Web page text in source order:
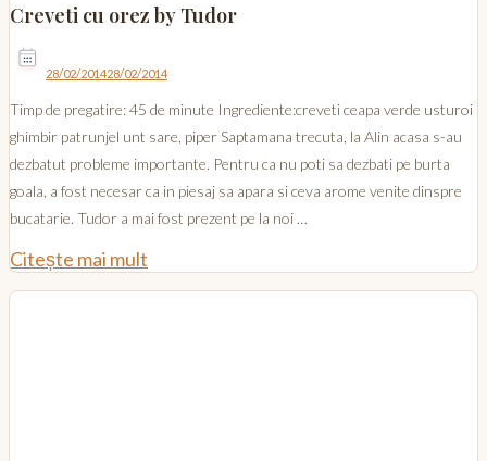
Creveti cu orez by Tudor
28/02/201428/02/2014
Timp de pregatire: 45 de minute Ingrediente:creveti ceapa verde usturoi
ghimbir patrunjel unt sare, piper Saptamana trecuta, la Alin acasa s-au
dezbatut probleme importante. Pentru ca nu poti sa dezbati pe burta
goala, a fost necesar ca in piesaj sa apara si ceva arome venite dinspre
bucatarie. Tudor a mai fost prezent pe la noi …
Citește mai mult